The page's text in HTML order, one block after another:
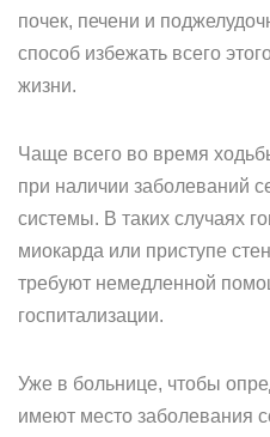
почек, печени и
способ избежать всего
жизни.
Чаще всего во время
при наличии заболеваний
системы. В таких случаях
миокарда или приступе
требуют немедленной
госпитализации.
Уже в больнице, чтобы
имеют место заболевания